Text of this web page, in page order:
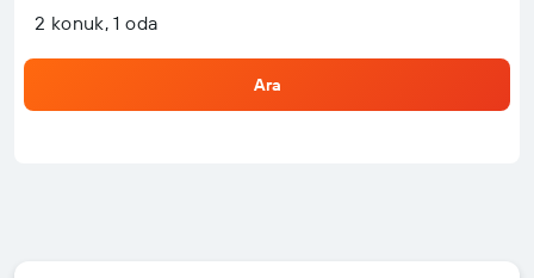
2 konuk, 1 oda
Ara